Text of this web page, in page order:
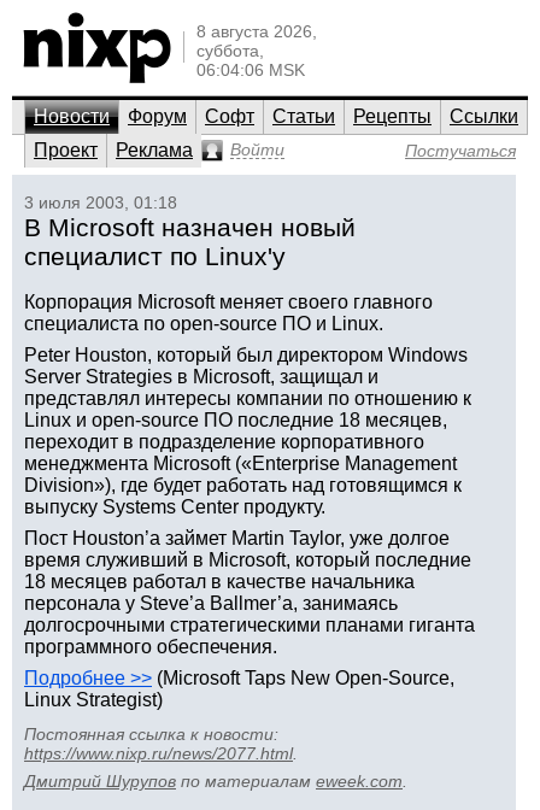
8 августа 2026,
суббота,
06:04:06 MSK
Новости Форум Софт Статьи Рецепты
Ссылки
Проект
Реклама Войти Постучаться
3 июля 2003, 01:18
В Microsoft назначен новый
специалист по Linux'у
Корпорация Microsoft меняет своего главного
специалиста по open-source ПО и Linux.
Peter Houston, который был директором Windows
Server Strategies в Microsoft, защищал и
представлял интересы компании по отношению к
Linux и open-source ПО последние 18 месяцев,
переходит в подразделение корпоративного
менеджмента Microsoft («Enterprise Management
Division»), где будет работать над готовящимся к
выпуску Systems Center продукту.
Пост Houston’а займет Martin Taylor, уже долгое
время служивший в Microsoft, который последние
18 месяцев работал в качестве начальника
персонала у Steve’а Ballmer’а, занимаясь
долгосрочными стратегическими планами гиганта
программного обеспечения.
Подробнее >> (Microsoft Taps New Open-Source,
Linux Strategist)
Постоянная ссылка к новости:
https://www.nixp.ru/news/2077.html.
Дмитрий Шурупов по материалам eweek.com